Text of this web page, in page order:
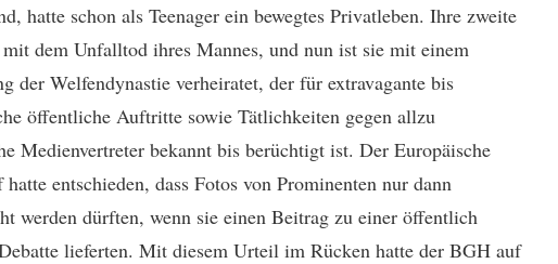
hatte schon als Teenager ein bewegtes Privatleben. Ihre zweite
mit dem Unfalltod ihres Mannes, und nun ist sie mit einem
der Welfendynastie verheiratet, der für extravagante bis
öffentliche Auftritte sowie Tätlichkeiten gegen allzu
Medienvertreter bekannt bis berüchtigt ist. Der Europäische
entschieden, dass Fotos von Prominenten nur dann
werden dürften, wenn sie einen Beitrag zu einer öffentlich
lieferten. Mit diesem Urteil im Rücken hatte der BGH auf